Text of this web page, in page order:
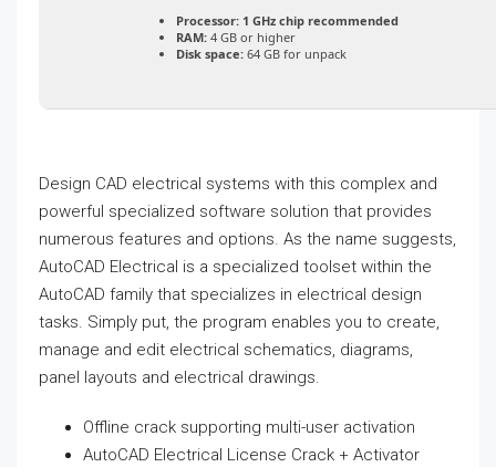
Processor: 1 GHz chip recommended
RAM: 4 GB or higher
Disk space: 64 GB for unpack
Design CAD electrical systems with this complex and
powerful specialized software solution that provides
numerous features and options. As the name suggests,
AutoCAD Electrical is a specialized toolset within the
AutoCAD family that specializes in electrical design
tasks. Simply put, the program enables you to create,
manage and edit electrical schematics, diagrams,
panel layouts and electrical drawings.
Offline crack supporting multi-user activation
AutoCAD Electrical License Crack + Activator